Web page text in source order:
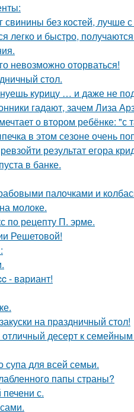
без костей, лучше
легко и быстро,
невозможно оторваться!
стол.
курицу … и даже не
гадают, зачем Лиза
о втором ребёнке:
в этом сезоне очень
результат егора
в банке.
палочками и
молоке.
по рецепту П. эрме.
Решетовой!
- вариант!
на пpaздничный стол!
десерт к
для всей семьи.
папы страны?
с.